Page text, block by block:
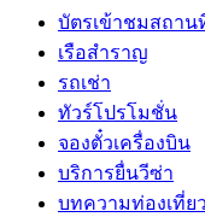
บัตรเข้าชมสถาน
เรือสำราญ
รถเช่า
ทัวร์โปรโมชั่น
จองตั๋วเครื่องบิน
บริการยื่นวีซ่า
บทความท่องเที่ยว